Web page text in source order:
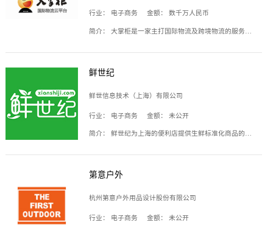
行业： 电子商务 金额： 数千万人民币
简介： 大掌柜是一家主打国际物流及跨境物流的服务云平台，致力于帮助全球国际物流企业在互联网上建立自己的平台，核心产品包括运价通、生意通、业务通、订舱通、招财通等，奥林网络科技（宁波）有限公司旗下产品。
鲜世纪
鲜世信息技术（上海）有限公司
行业： 电子商务 金额： 未公开
简介： 鲜世纪为上海的便利店提供生鲜标准化商品的供应链服务，帮商家解决生鲜采购、运营问题，帮助商家销售。平台提供的商品覆盖果蔬肉类、常温与低温奶制品、冷冻食品、零食饮料、粮油副食、居家洗护等多个品类，上架SKU3000余个。公司建立了近万平方米的仓储场地和物流配送体系，为合作商家提供快速配送服务。
第意户外
杭州第意户外用品设计股份有限公司
行业： 电子商务 金额： 未公开